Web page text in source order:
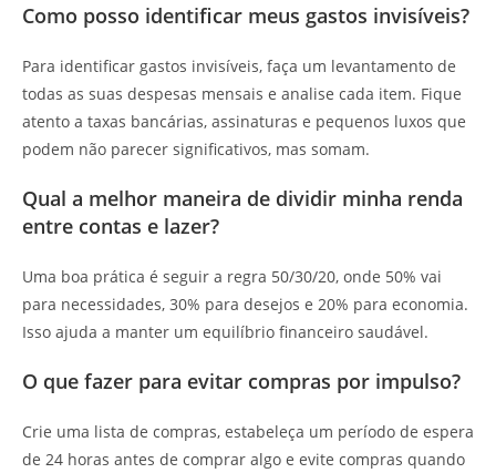
Como posso identificar meus gastos invisíveis?
Para identificar gastos invisíveis, faça um levantamento de
todas as suas despesas mensais e analise cada item. Fique
atento a taxas bancárias, assinaturas e pequenos luxos que
podem não parecer significativos, mas somam.
Qual a melhor maneira de dividir minha renda
entre contas e lazer?
Uma boa prática é seguir a regra 50/30/20, onde 50% vai
para necessidades, 30% para desejos e 20% para economia.
Isso ajuda a manter um equilíbrio financeiro saudável.
O que fazer para evitar compras por impulso?
Crie uma lista de compras, estabeleça um período de espera
de 24 horas antes de comprar algo e evite compras quando